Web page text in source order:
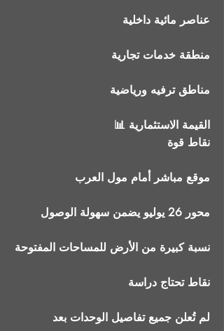
عناصر مائية داخلية
منطقة خدمات تجارية
مناطق ترفيه ورياضية
📊 القيمة الاستثمارية
نقاط قوة
موقع مباشر أمام مول العرب
محور 26 يوليو يضمن سهولة الوصول
نسبة كبيرة من الأرض للمساحات المفتوحة
نقاط تحتاج دراسة
لم تُعلن جميع تفاصيل الوحدات بعد